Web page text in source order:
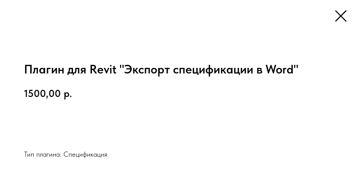
Плагин для Revit "Экспорт спецификации в Word"
1500,00 р.
Тип плагина: Спецификация